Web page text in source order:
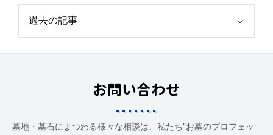
お問い合わせ
墓地・墓石にまつわる様々な相談は、私たち“お墓のプロフェッ